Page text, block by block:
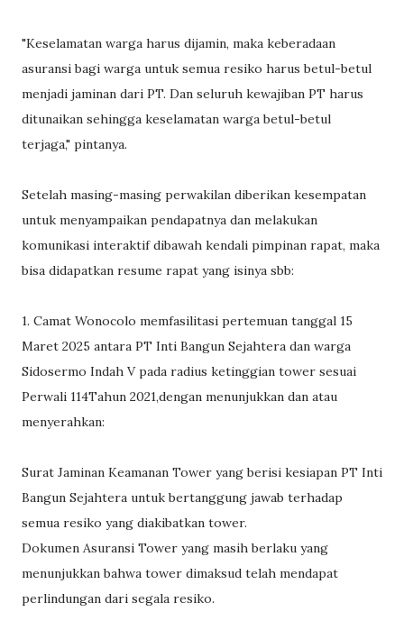
"Keselamatan warga harus dijamin, maka keberadaan
asuransi bagi warga untuk semua resiko harus betul-betul
menjadi jaminan dari PT. Dan seluruh kewajiban PT harus
ditunaikan sehingga keselamatan warga betul-betul
terjaga," pintanya.
Setelah masing-masing perwakilan diberikan kesempatan
untuk menyampaikan pendapatnya dan melakukan
komunikasi interaktif dibawah kendali pimpinan rapat, maka
bisa didapatkan resume rapat yang isinya sbb:
1. Camat Wonocolo memfasilitasi pertemuan tanggal 15
Maret 2025 antara PT Inti Bangun Sejahtera dan warga
Sidosermo Indah V pada radius ketinggian tower sesuai
Perwali 114Tahun 2021,dengan menunjukkan dan atau
menyerahkan:
Surat Jaminan Keamanan Tower yang berisi kesiapan PT Inti
Bangun Sejahtera untuk bertanggung jawab terhadap
semua resiko yang diakibatkan tower.
Dokumen Asuransi Tower yang masih berlaku yang
menunjukkan bahwa tower dimaksud telah mendapat
perlindungan dari segala resiko.